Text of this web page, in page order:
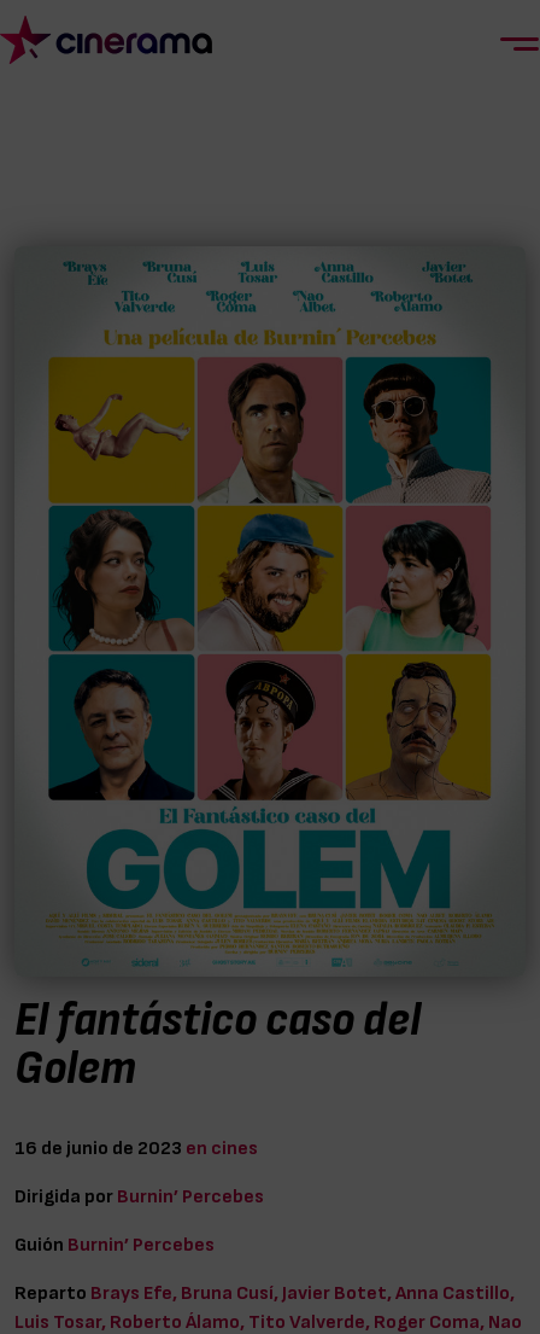
El fantástico caso del
Golem
16 de junio de 2023 en cines
Dirigida por Burnin’ Percebes
Guión Burnin’ Percebes
Reparto Brays Efe, Bruna Cusí, Javier Botet, Anna Castillo,
Luis Tosar, Roberto Álamo, Tito Valverde, Roger Coma, Nao